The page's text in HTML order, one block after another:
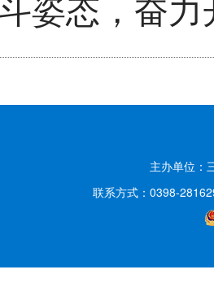
姿态，奋
主办单位
联系方式：0398-